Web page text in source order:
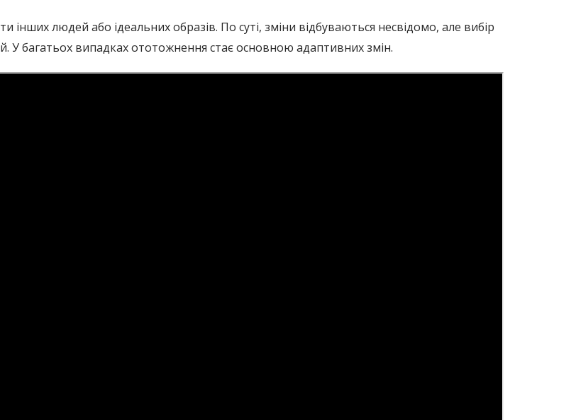
інших людей або ідеальних образів. По суті, зміни відбуваються несвідомо, але вибір
У багатьох випадках ототожнення стає основною адаптивних змін.